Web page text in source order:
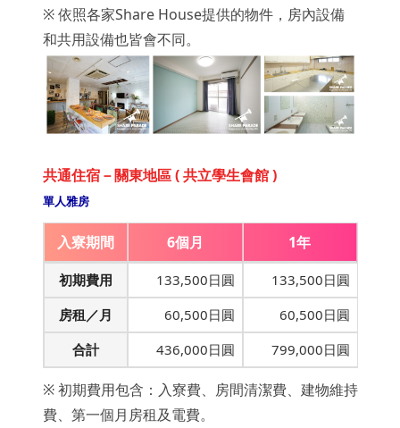
※ 依照各家Share House提供的物件，房內設備
和共用設備也皆會不同。
共通住宿－關東地區 ( 共立學生會館 )
單人雅房
入寮期間 6個月 1年
初期費用 133,500日圓
133,500日圓
房租／月
60,500日圓
60,500日圓
合計
436,000日圓 799,000日圓
※ 初期費用包含：入寮費、房間清潔費、建物維持
費、第一個月房租及電費。